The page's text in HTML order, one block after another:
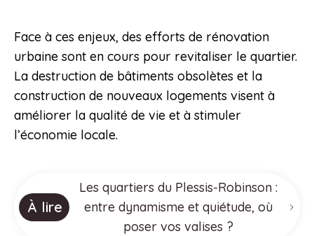
Face à ces enjeux, des efforts de rénovation
urbaine sont en cours pour revitaliser le quartier.
La destruction de bâtiments obsolètes et la
construction de nouveaux logements visent à
améliorer la qualité de vie et à stimuler
l’économie locale.
À lire
Les quartiers du Plessis-Robinson :
entre dynamisme et quiétude, où
poser vos valises ?